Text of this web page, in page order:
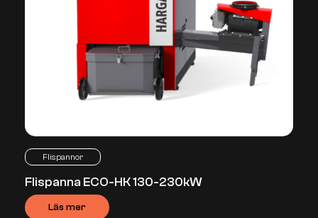
Flispannor
Flispanna ECO-HK 130-230kW
Läs mer